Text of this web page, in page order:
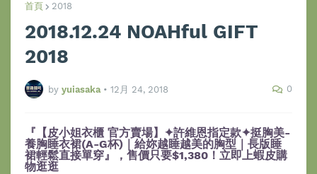
首頁 2018
2018.12.24 NOAHful GIFT
2018
by yuiasaka • 12月 24, 2018 0
『【皮小姐衣櫃 官方賣場】✦許維恩指定款✦挺胸美-
養胸睡衣裙(A-G杯)｜給妳越睡越美的胸型｜長版睡
裙輕鬆直接單穿』，售價只要$1,380！立即上蝦皮購
物逛逛